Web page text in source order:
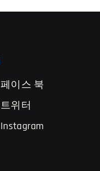
페이스 북
트위터
Instagram